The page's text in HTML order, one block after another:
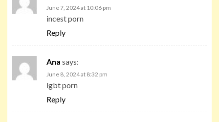
June 7, 2024 at 10:06 pm
incest porn
Reply
Ana says:
June 8, 2024 at 8:32 pm
lgbt porn
Reply